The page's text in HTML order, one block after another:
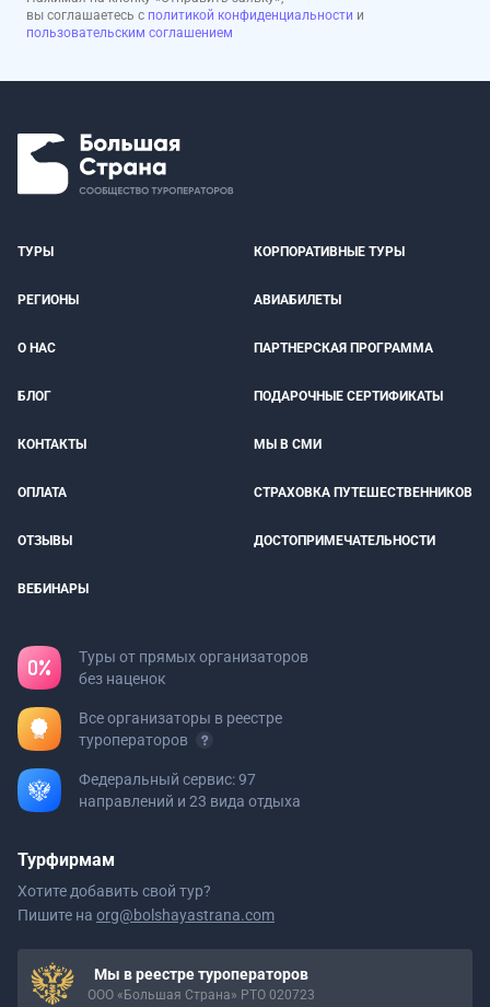
вы соглашаетесь с политикой конфиденциальности и
пользовательским соглашением
ТУРЫ КОРПОРАТИВНЫЕ ТУРЫ
РЕГИОНЫ АВИАБИЛЕТЫ
О НАС ПАРТНЕРСКАЯ ПРОГРАММА
БЛОГ ПОДАРОЧНЫЕ СЕРТИФИКАТЫ
КОНТАКТЫ МЫ В СМИ
ОПЛАТА СТРАХОВКА ПУТЕШЕСТВЕННИКОВ
ОТЗЫВЫ ДОСТОПРИМЕЧАТЕЛЬНОСТИ
ВЕБИНАРЫ
Туры от прямых организаторов
без наценок
Все организаторы в реестре
туроператоров
Федеральный сервис: 97
направлений и 23 вида отдыха
Турфирмам
Хотите добавить свой тур?
Пишите на org@bolshayastrana.com
Мы в реестре туроператоров
ООО «Большая Страна» РТО 020723